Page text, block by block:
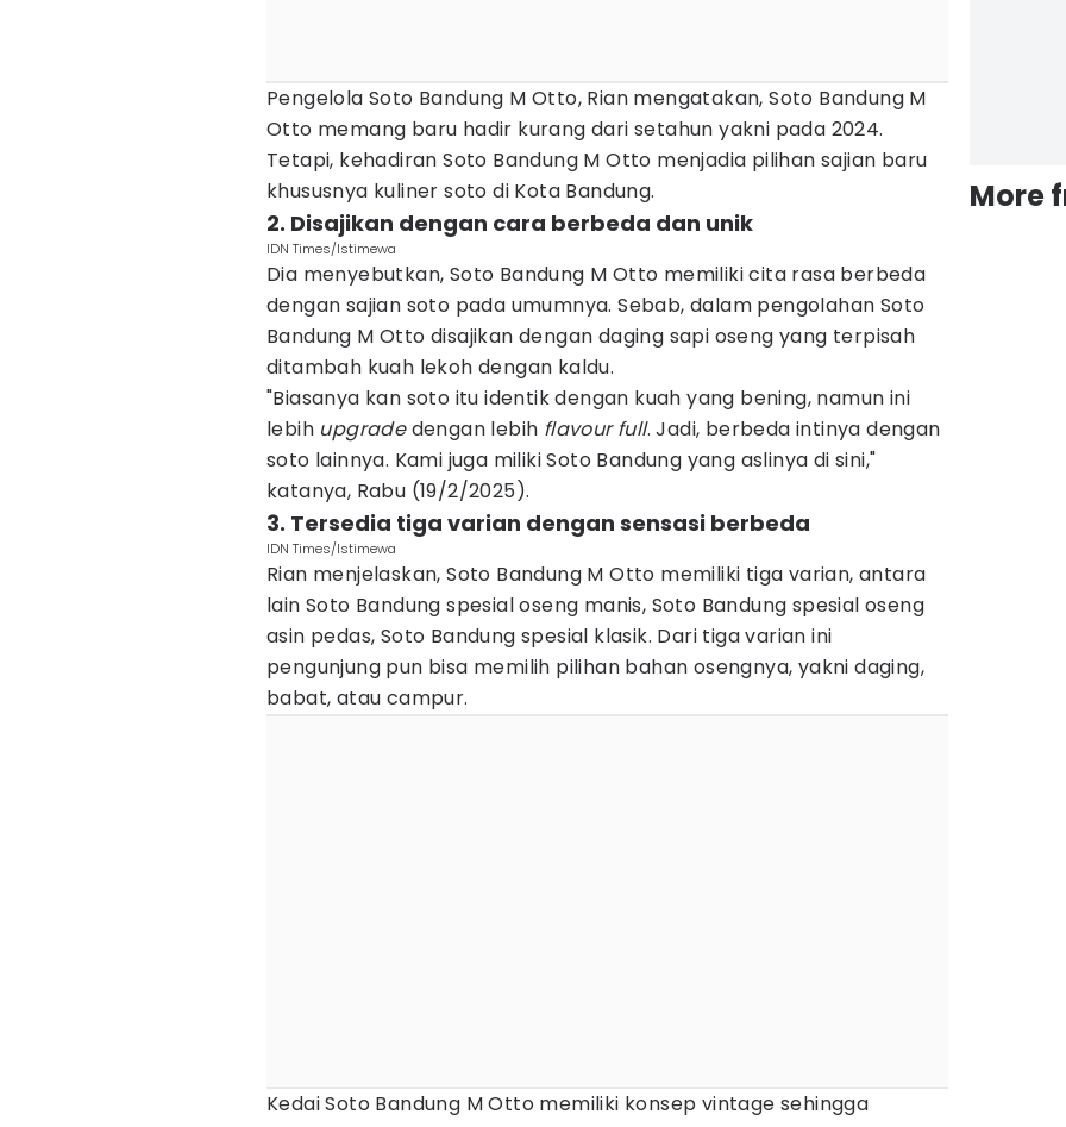
Pengelola Soto Bandung M Otto, Rian mengatakan, Soto Bandung M
Otto memang baru hadir kurang dari setahun yakni pada 2024.
Tetapi, kehadiran Soto Bandung M Otto menjadia pilihan sajian baru
khususnya kuliner soto di Kota Bandung.
2. Disajikan dengan cara berbeda dan unik
IDN Times/Istimewa
Dia menyebutkan, Soto Bandung M Otto memiliki cita rasa berbeda
dengan sajian soto pada umumnya. Sebab, dalam pengolahan Soto
Bandung M Otto disajikan dengan daging sapi oseng yang terpisah
ditambah kuah lekoh dengan kaldu.
"Biasanya kan soto itu identik dengan kuah yang bening, namun ini
lebih upgradedengan lebih flavour full. Jadi, berbeda intinya dengan
soto lainnya. Kami juga miliki Soto Bandung yang aslinya di sini,"
katanya, Rabu (19/2/2025).
3. Tersedia tiga varian dengan sensasi berbeda
IDN Times/Istimewa
Rian menjelaskan, Soto Bandung M Otto memiliki tiga varian, antara
lain Soto Bandung spesial oseng manis, Soto Bandung spesial oseng
asin pedas, Soto Bandung spesial klasik. Dari tiga varian ini
pengunjung pun bisa memilih pilihan bahan osengnya, yakni daging,
babat, atau campur.
Kedai Soto Bandung M Otto memiliki konsep vintage sehingga
More